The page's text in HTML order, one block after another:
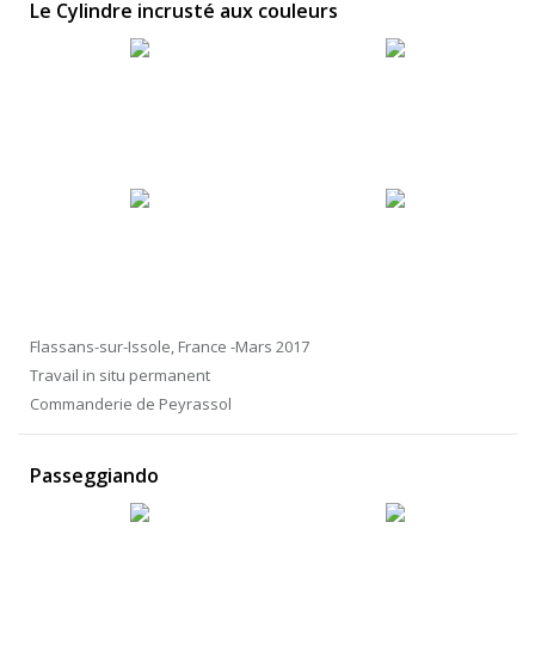
Le Cylindre incrusté aux couleurs
Flassans-sur-Issole, France -Mars 2017
Travail in situ permanent
Commanderie de Peyrassol
Passeggiando